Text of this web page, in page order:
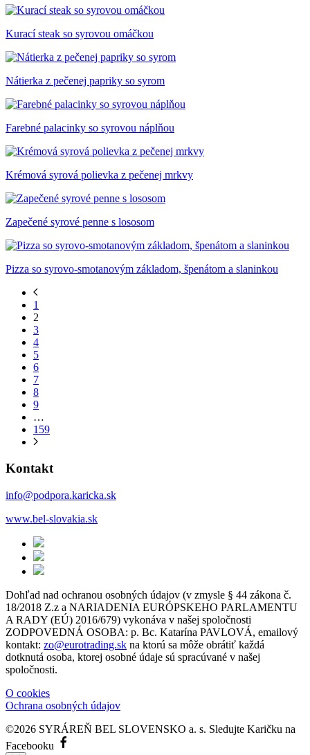
Kurací steak so syrovou omáčkou
Nátierka z pečenej papriky so syrom
Farebné palacinky so syrovou náplňou
Krémová syrová polievka z pečenej mrkvy
Zapečené syrové penne s lososom
Pizza so syrovo-smotanovým základom, špenátom a slaninkou
1
2
3
4
5
6
7
8
9
…
159
Kontakt
info@podpora.karicka.sk
www.bel-slovakia.sk
Dohľad nad ochranou osobných údajov (v zmysle § 44 zákona č.
18/2018 Z.z a NARIADENIA EURÓPSKEHO PARLAMENTU
A RADY (EÚ) 2016/679) vykonáva v našej spoločnosti
ZODPOVEDNÁ OSOBA: p. Bc. Katarína PAVLOVÁ, emailový
kontakt: zo@eurotrading.sk na ktorú sa môže obrátiť každá
dotknutá osoba, ktorej osobné údaje sú spracúvané v našej
spoločnosti.
O cookies
Ochrana osobných údajov
©2026 SYRÁREŇ BEL SLOVENSKO a. s. Sledujte Karičku na
Facebooku